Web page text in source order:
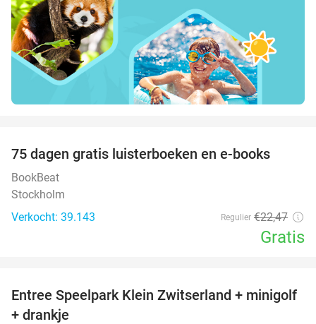
75 dagen gratis luisterboeken en e-books
BookBeat
Stockholm
Verkocht: 39.143
Regulier €22,47
Gratis
38%
Entree Speelpark Klein Zwitserland + minigolf
+ drankje